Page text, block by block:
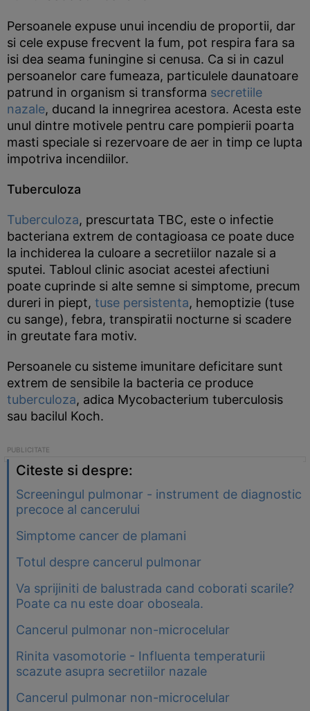
Persoanele expuse unui incendiu de proportii, dar
si cele expuse frecvent la fum, pot respira fara sa
isi dea seama funingine si cenusa. Ca si in cazul
persoanelor care fumeaza, particulele daunatoare
patrund in organism si transforma secretiile
nazale, ducand la innegrirea acestora. Acesta este
unul dintre motivele pentru care pompierii poarta
masti speciale si rezervoare de aer in timp ce lupta
impotriva incendiilor.
Tuberculoza
Tuberculoza, prescurtata TBC, este o infectie
bacteriana extrem de contagioasa ce poate duce
la inchiderea la culoare a secretiilor nazale si a
sputei. Tabloul clinic asociat acestei afectiuni
poate cuprinde si alte semne si simptome, precum
dureri in piept, tuse persistenta, hemoptizie (tuse
cu sange), febra, transpiratii nocturne si scadere
in greutate fara motiv.
Persoanele cu sisteme imunitare deficitare sunt
extrem de sensibile la bacteria ce produce
tuberculoza, adica Mycobacterium tuberculosis
sau bacilul Koch.
Citeste si despre:
Screeningul pulmonar - instrument de diagnostic
precoce al cancerului
Simptome cancer de plamani
Totul despre cancerul pulmonar
Va sprijiniti de balustrada cand coborati scarile?
Poate ca nu este doar oboseala.
Cancerul pulmonar non-microcelular
Rinita vasomotorie - Influenta temperaturii
scazute asupra secretiilor nazale
Cancerul pulmonar non-microcelular